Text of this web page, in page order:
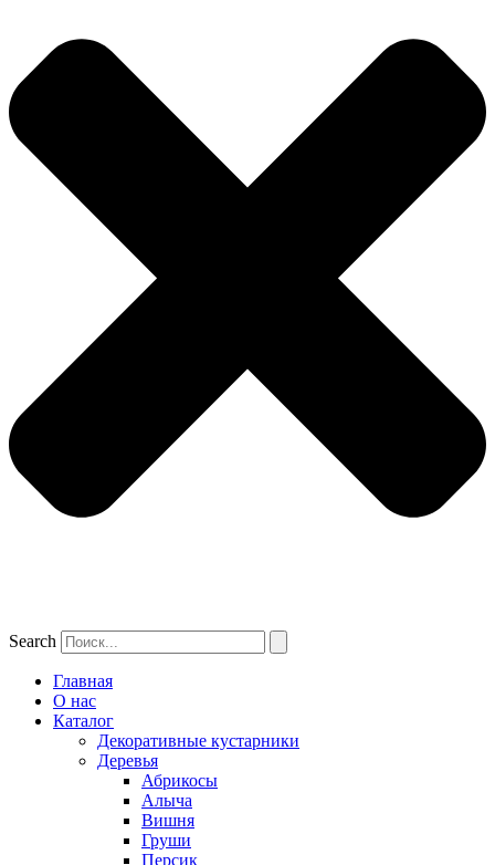
Search
Главная
О нас
Каталог
Декоративные кустарники
Деревья
Абрикосы
Алыча
Вишня
Груши
Персик